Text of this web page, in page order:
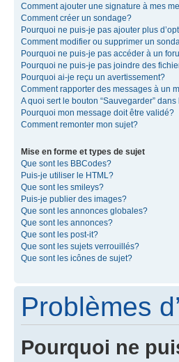
Comment ajouter une signature à mes
Comment créer un sondage?
Pourquoi ne puis-je pas ajouter plus
Comment modifier ou supprimer un
Pourquoi ne puis-je pas accéder à un
Pourquoi ne puis-je pas joindre des
Pourquoi ai-je reçu un avertissement?
Comment rapporter des messages à un
A quoi sert le bouton “Sauvegarder”
Pourquoi mon message doit être validé?
Comment remonter mon sujet?
Mise en forme et types de sujet
Que sont les BBCodes?
Puis-je utiliser le HTML?
Que sont les smileys?
Puis-je publier des images?
Que sont les annonces globales?
Que sont les annonces?
Que sont les post-it?
Que sont les sujets verrouillés?
Que sont les icônes de sujet?
Problèmes
Pourquoi ne